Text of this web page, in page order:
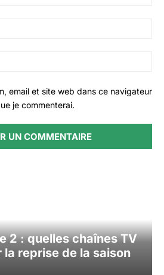
email et site web dans ce navigateur
je commenterai.
2 : quelles chaînes TV
reprise de la saison